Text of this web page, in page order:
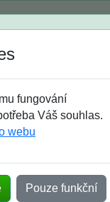
soutěže prázdniny
fungování
Váš souhlas.
webu
Pouze funkční